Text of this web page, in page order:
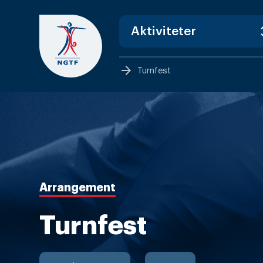
content
arrow_forward Turnfest
Arrangement
Turnfest